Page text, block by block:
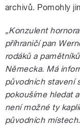
archivů. Pomohly
„Konzulent
příhraničí pan
rodáků a
Německa. Má
původních stavení
pokoušíme hledat
není možné ty
původních